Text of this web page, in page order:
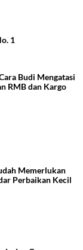
1
Budi Mengatasi
RMB dan Kargo
Memerlukan
Perbaikan Kecil